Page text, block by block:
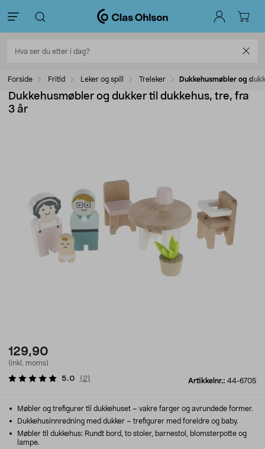
Forside Fritid Leker og spill Treleker Dukkehusmøbler og
Dukkehusmøbler og dukker til dukkehus, tre, fra
3 år
129,90
(inkl. moms)
Artikkelnr.: 44-6705
5.0 ( 2)
Møbler og trefigurer til dukkehuset – vakre farger og avrundede former.
Dukkehusinnredning med dukker – trefigurer med foreldre og baby.
Møbler til dukkehus: Rundt bord, to stoler, barnestol, blomsterpotte og
lampe.